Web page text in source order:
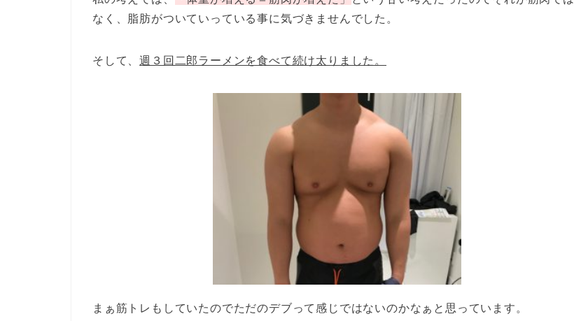
なく、脂肪がついていっている事に気づきませんでした。
そして、週３回二郎ラーメンを食べて続け太りました。
まぁ筋トレもしていたのでただのデブって感じではないのかなぁと思っています。